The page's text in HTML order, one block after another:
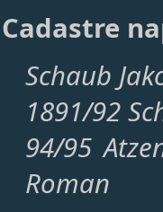
Cadastre
Schaub
1891/92
94/95
Roman